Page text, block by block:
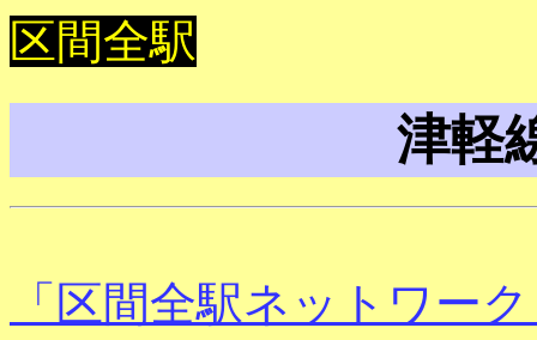
区間全駅
津軽
「区間全駅ネットワー